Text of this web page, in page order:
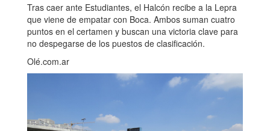
Tras caer ante Estudiantes, el Halcón recibe a la Lepra
que viene de empatar con Boca. Ambos suman cuatro
puntos en el certamen y buscan una victoria clave para
no despegarse de los puestos de clasificación.
Olé.com.ar